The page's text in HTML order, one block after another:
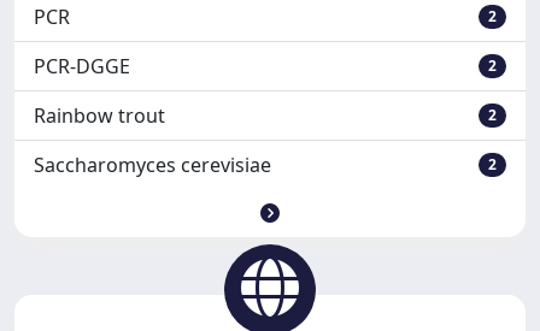
PCR 2
PCR-DGGE 2
Rainbow trout 2
Saccharomyces cerevisiae 2